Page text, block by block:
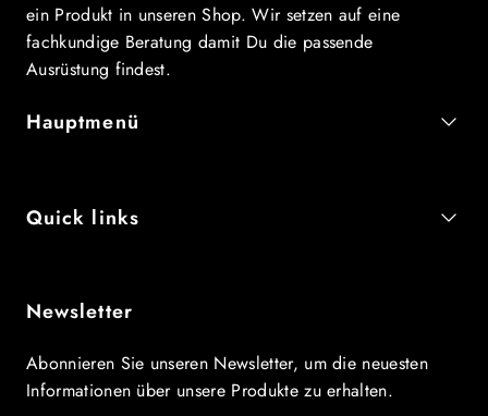
ein Produkt in unseren Shop. Wir setzen auf eine
fachkundige Beratung damit Du die passende
Ausrüstung findest.
Hauptmenü
Quick links
Newsletter
Abonnieren Sie unseren Newsletter, um die neuesten
Informationen über unsere Produkte zu erhalten.